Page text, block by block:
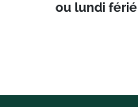
ou lundi férié